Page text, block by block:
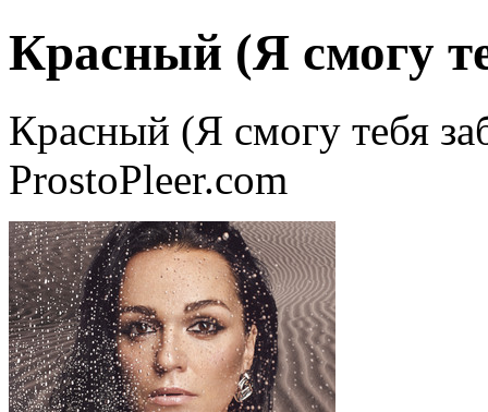
Красный (Я смогу
Красный (Я смогу тебя
ProstoPleer.com